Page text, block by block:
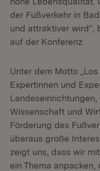
der Fußverkehr in
und attraktiver wird“,
auf der Konferenz.
Unter dem Motto
Expertinnen und
Wissenschaft und
Förderung des
überaus große
zeigt uns, dass wir
ein Thema